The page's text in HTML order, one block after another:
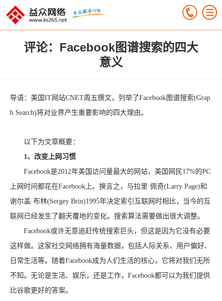
评论：Facebook图谱搜索的四大
意义
导语：美国IT网站CNET周五撰文，列举了Facebook图谱搜索(Grap
h Search)将对业界产生重要影响的四大理由。
以下为文章概要：
1、改变上网习惯
Facebook是2012年美国访问量最大的网站，美国网民17%的PC
上网时间都花在Facebook上。换言之，与拉里·佩奇(Larry Page)和
谢尔盖·布林(Sergey Brin)1995年决定索引互联网时相比，当今的互
联网已经发生了翻天覆地的变化。搜索算法需要做出很大调整。
Facebook或许无意追赶传统搜索巨头，但这是因为它没有必要
这样做。这家社交网络拥有海量数据，包括人际关系、用户偏好、
日常生活等。随着Facebook成为人们生活的核心，它将对我们无所
不知。无论是生活、娱乐，还是工作，Facebook都可以为我们提供
比谷歌更好的答案。